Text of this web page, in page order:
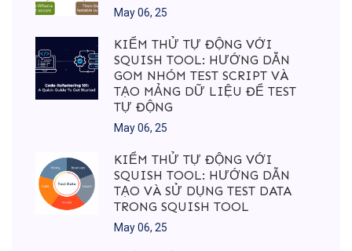
May 06, 25
KIỂM THỬ TỰ ĐỘNG VỚI
SQUISH TOOL: HƯỚNG DẪN
GOM NHÓM TEST SCRIPT VÀ
TẠO MẢNG DỮ LIỆU ĐỂ TEST
TỰ ĐỘNG
May 06, 25
KIỂM THỬ TỰ ĐỘNG VỚI
SQUISH TOOL: HƯỚNG DẪN
TẠO VÀ SỬ DỤNG TEST DATA
TRONG SQUISH TOOL
May 06, 25